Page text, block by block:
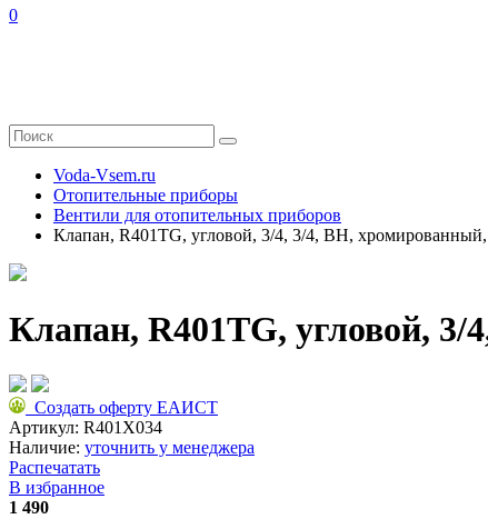
0
Voda-Vsem.ru
Отопительные приборы
Вентили для отопительных приборов
Клапан, R401TG, угловой, 3/4, 3/4, ВН, хромированный,
Клапан, R401TG, угловой,
Создать оферту ЕАИСТ
Артикул: R401X034
Наличие: уточнить у менеджера
Распечатать
В избранное
1 490